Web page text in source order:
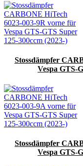
Stossdämpfer
Vespa GTS-
Stossdämpfer
Vespa GTS-